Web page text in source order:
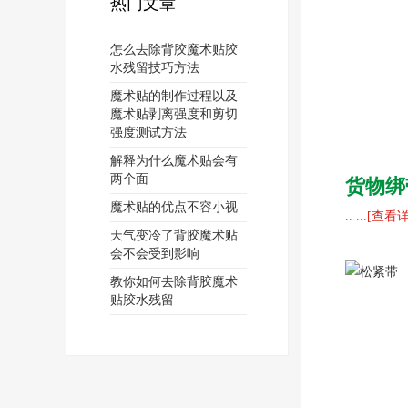
热门文章
怎么去除背胶魔术贴胶
水残留技巧方法
魔术贴的制作过程以及
魔术贴剥离强度和剪切
强度测试方法
解释为什么魔术贴会有
两个面
魔术贴的优点不容小视
天气变冷了背胶魔术贴
会不会受到影响
教你如何去除背胶魔术
贴胶水残留
货物
.. ... [查看